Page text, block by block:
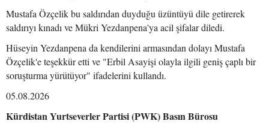
Mustafa Özçelik bu saldırıdan duyduğu üzüntüyü dile getirerek
saldırıyı kınadı ve Mükri Yezdanpena'ya acil şifalar diledi.
Hüseyin Yezdanpena da kendilerini armasından dolayı Mustafa
Özçelik'e teşekkür etti ve "Erbil Asayişi olayla ilgili geniş çaplı bir
soruşturma yürütüyor" ifadelerini kullandı.
05.08.2026
Kürdistan Yurtseverler Partisi (PWK) Basın Bürosu